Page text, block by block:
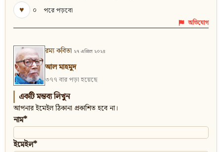
♥
০ পরে পড়বো
অভিযোগ
রম্য কবিতা ২৭ এপ্রিল ২০২৪
আল মাহমুদ
৩৭৭ বার পড়া হয়েছে
একটি মন্তব্য লিখুন
আপনার ইমেইল ঠিকানা প্রকাশিত হবে না।
নাম*
ইমেইল*